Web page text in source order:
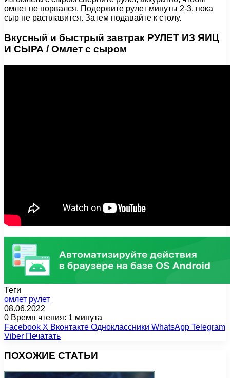
омлет не порвался. Подержите рулет минуты 2-3, пока
сыр не расплавится. Затем подавайте к столу.
Вкусный и быстрый завтрак РУЛЕТ ИЗ ЯИЦ
И СЫРА / Омлет с сыром
Теги
омлет рулет
08.06.2022
0 Время чтения: 1 минута
Facebook X Вконтакте Одноклассники WhatsApp Telegram
Viber Печатать
ПОХОЖИЕ СТАТЬИ